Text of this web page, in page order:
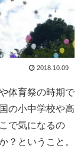
2018.10.09
体育祭の時期で
の小中学校や高
で気になるの
？ということ。